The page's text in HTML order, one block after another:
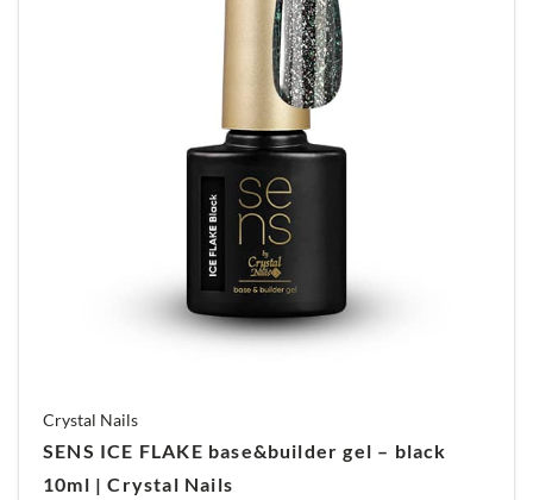
Crystal Nails
SENS ICE FLAKE base&builder gel – black
10ml | Crystal Nails